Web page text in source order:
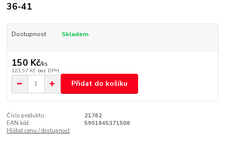
36-41
Dostupnost Skladem
150 Kč/ks
123,97 Kč bez DPH
Přidat do košíku
Číslo produktu:
21762
EAN kód:
5901845371506
Hlídat cenu / dostupnost